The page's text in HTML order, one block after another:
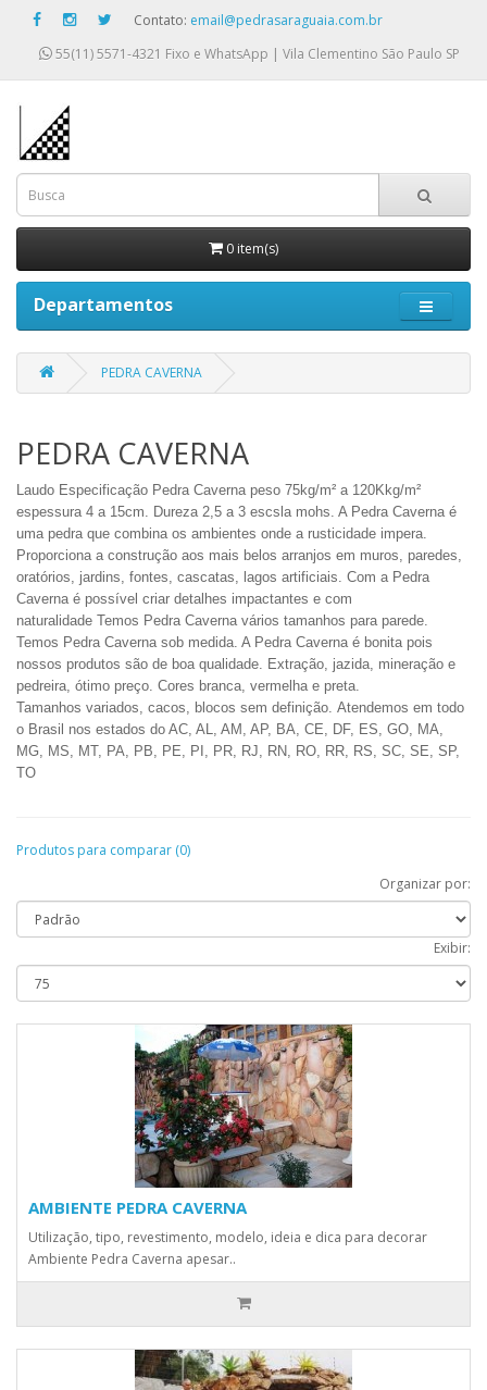
Contato: email@pedrasaraguaia.com.br
55(11) 5571-4321 Fixo e WhatsApp | Vila Clementino São Paulo SP
0 item(s)
Departamentos
PEDRA CAVERNA
PEDRA CAVERNA
Laudo Especificação Pedra Caverna peso 75kg/m² a 120Kkg/m²
espessura 4 a 15cm. Dureza 2,5 a 3 escsla mohs. A Pedra Caverna é
uma pedra que combina os ambientes onde a rusticidade impera.
Proporciona a construção aos mais belos arranjos em muros, paredes,
oratórios, jardins, fontes, cascatas, lagos artificiais. Com a Pedra
Caverna é possível criar detalhes impactantes e com
naturalidade Temos Pedra Caverna vários tamanhos para parede.
Temos Pedra Caverna sob medida. A Pedra Caverna é bonita pois
nossos produtos são de boa qualidade. Extração, jazida, mineração e
pedreira, ótimo preço. Cores branca, vermelha e preta.
Tamanhos variados, cacos, blocos sem definição. Atendemos em todo
o Brasil nos estados do AC, AL, AM, AP, BA, CE, DF, ES, GO, MA,
MG, MS, MT, PA, PB, PE, PI, PR, RJ, RN, RO, RR, RS, SC, SE, SP,
TO
Produtos para comparar (0)
Organizar por:
Exibir:
AMBIENTE PEDRA CAVERNA
Utilização, tipo, revestimento, modelo, ideia e dica para decorar
Ambiente Pedra Caverna apesar..